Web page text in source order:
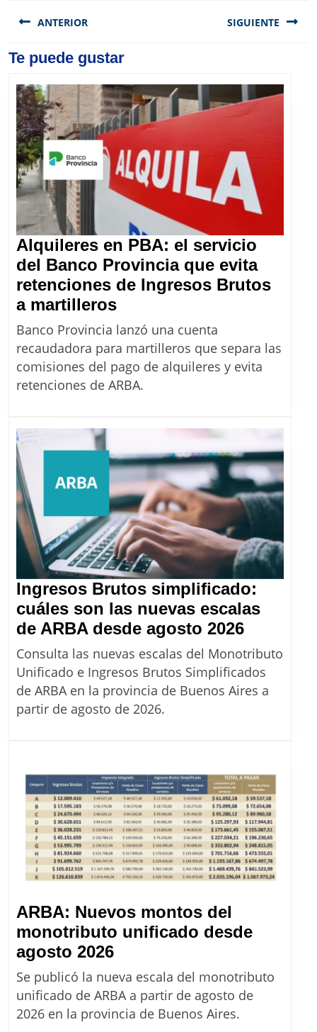
de
ANTERIOR
Previous
SIGUIENTE
Te puede gustar
Alquileres en PBA: el servicio
del Banco Provincia que evita
retenciones de Ingresos Brutos
a martillerosAlquileres
en
PBA:
el
servicio
que
evita
retenciones
de
Ingresos
Brutos
a
martilleros
Banco Provincia lanzó una cuenta
recaudadora para martilleros que separa las
comisiones del pago de alquileres y evita
retenciones de ARBA.
Ingresos Brutos simplificado:
cuáles son las nuevas escalas
de ARBA desde agosto 2026Ingresos
Brutos
cuáles
de
ARBA
desde
agosto
2026
Consulta las nuevas escalas del Monotributo
Unificado e Ingresos Brutos Simplificados
de ARBA en la provincia de Buenos Aires a
partir de agosto de 2026.
ARBA: Nuevos montos del
monotributo unificado desde
agosto 2026ARBA:
Nuevos
montos
del
Se publicó la nueva escala del monotributo
unificado de ARBA a partir de agosto de
2026 en la provincia de Buenos Aires.